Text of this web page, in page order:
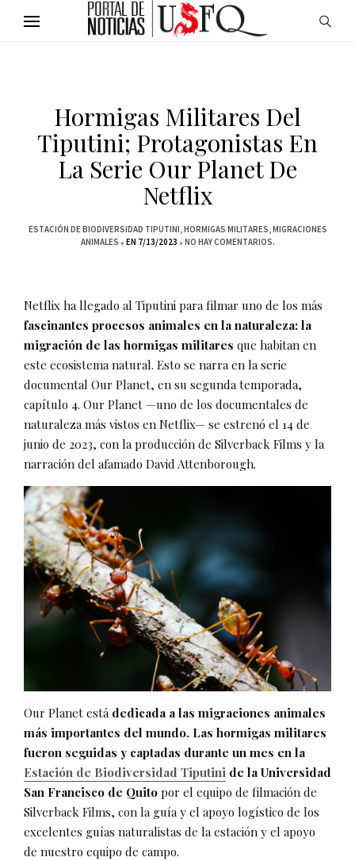
Hormigas Militares Del
Tiputini; Protagonistas En
La Serie Our Planet De
Netflix
ESTACIÓN DE BIODIVERSIDAD TIPUTINI HORMIGAS MILITARES MIGRACIONES
ANIMALES
EN 7/13/2023 NO HAY COMENTARIOS.
Netflix ha llegado al Tiputini para filmar uno de los más
fascinantes procesos animales en la naturaleza: la
migración de las hormigas militares que habitan en
este ecosistema natural. Esto se narra en la serie
documental Our Planet, en su segunda temporada,
capítulo 4. Our Planet —uno de los documentales de
naturaleza más vistos en Netflix— se estrenó el 14 de
junio de 2023, con la producción de Silverback Films y la
narración del afamado David Attenborough.
Our Planet está dedicada a las migraciones animales
más importantes del mundo. Las hormigas militares
fueron seguidas y captadas durante un mes en la
Estación de Biodiversidad Tiputini de la Universidad
San Francisco de Quito por el equipo de filmación de
Silverback Films, con la guía y el apoyo logístico de los
excelentes guías naturalistas de la estación y el apoyo
de nuestro equipo de campo.